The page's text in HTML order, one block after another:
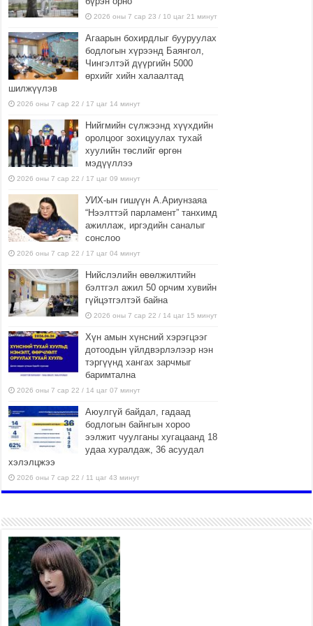
2026 оны 7 сар 23 / 10 цаг 21 минут
Агаарын бохирдлыг бууруулах
бодлогын хүрээнд Баянгол,
Чингэлтэй дүүргийн 5000
өрхийг хийн халаалтад
шилжүүлэв
2026 оны 7 сар 22 / 17 цаг 14 минут
Нийгмийн сүлжээнд хүүхдийн
оролцоог зохицуулах тухай
хуулийн төслийг өргөн
мэдүүллээ
2026 оны 7 сар 22 / 17 цаг 09 минут
УИХ-ын гишүүн А.Ариунзаяа
“Нээлттэй парламент” танхимд
ажиллаж, иргэдийн саналыг
сонслоо
2026 оны 7 сар 22 / 17 цаг 04 минут
Нийслэлийн өвөлжилтийн
бэлтгэл ажил 50 орчим хувийн
гүйцэтгэлтэй байна
2026 оны 7 сар 22 / 14 цаг 15 минут
Хүн амын хүнсний хэрэгцээг
дотоодын үйлдвэрлэлээр нэн
тэргүүнд хангах зарчмыг
баримтална
2026 оны 7 сар 22 / 14 цаг 07 минут
Аюулгүй байдал, гадаад
бодлогын байнгын хороо
ээлжит чуулганы хугацаанд 18
удаа хуралдаж, 36 асуудал
хэлэлцжээ
2026 оны 7 сар 22 / 11 цаг 43 минут
боломжтой-Хүүхэд хөгжүүлэх
төв” байгуулах төсөлд төр,
хувийн хэвшлийн түншлэлийн хүрээнд хамтран
ажиллахыг урьж байна
2026 оны 7 сар 22 / 9 цаг 28 минут
Б.Пүрэвдагва: “Урт цагаан”-ыг
залуучууд чөлөөт цагаа